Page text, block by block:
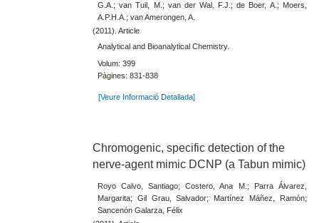
G.A.; van Tuil, M.; van der Wal, F.J.; de Boer, A.; Moers,
A.P.H.A.; van Amerongen, A.
(2011). Article
Analytical and Bioanalytical Chemistry.
Volum: 399
Pàgines: 831-838
[Veure Informació Detallada]
Chromogenic, specific detection of the
nerve-agent mimic DCNP (a Tabun mimic)
Royo Calvo, Santiago; Costero, Ana M.; Parra Álvarez,
Margarita; Gil Grau, Salvador; Martínez Máñez, Ramón;
Sancenón Galarza, Félix